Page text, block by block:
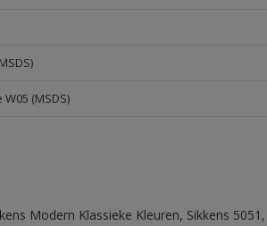
(MSDS)
Modern Klassieke Kleuren, Sikkens